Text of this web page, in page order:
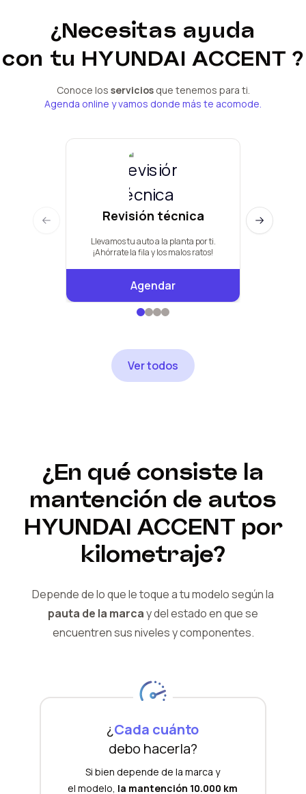
¿Necesitas ayuda
con tu HYUNDAI ACCENT ?
Conoce los servicios que tenemos para ti.
Agenda online y vamos donde más te acomode.
Revisión técnica
Llevamos tu auto a la planta por ti.
¡Ahórrate la fila y los malos ratos!
Agendar
Previous slide Next slide
Ver todos
¿En qué consiste la
mantención de autos
HYUNDAI ACCENT por
kilometraje?
Depende de lo que le toque a tu modelo según la
pauta de la marcay delestado en que se
encuentren sus niveles y componentes.
¿Cada cuánto
debo hacerla?
Si bien depende de la marca y
el modelo, la mantención 10.000 km